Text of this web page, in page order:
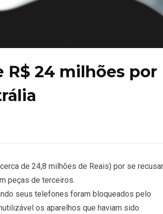
R$ 24 milhões por
de 24,8 milhões de Reais) por se recusar
peças de terceiros.
seus telefones foram bloqueados pelo
os aparelhos que haviam sido